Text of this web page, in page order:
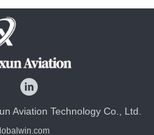
Aviation Technology Co., Ltd.